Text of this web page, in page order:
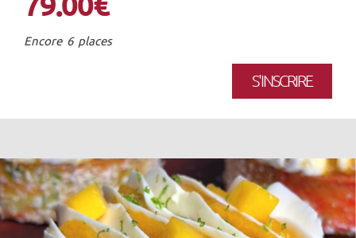
Encore 6 places
S'INSCRIRE